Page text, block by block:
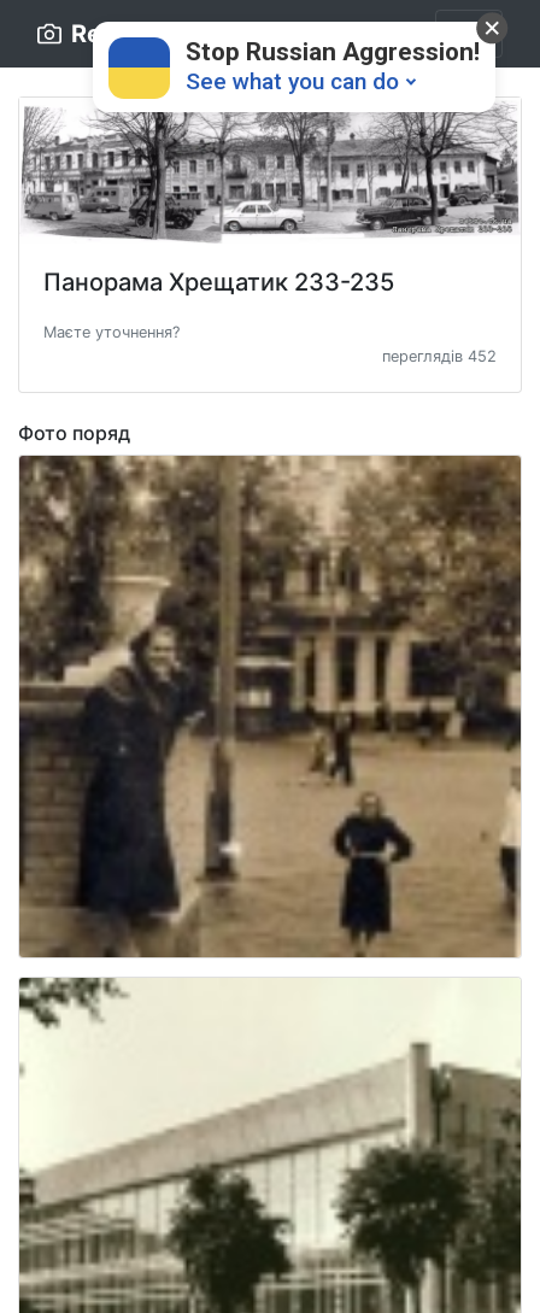
Retro.ck.ua
Панорама Хрещатик 233-235
Маєте уточнення?
переглядів 452
Фото поряд
Stop Russian Aggression!
See what you can do
💸
Share this widget 📌